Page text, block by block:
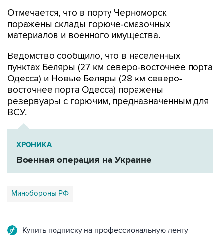
Отмечается, что в порту Черноморск
поражены склады горюче-смазочных
материалов и военного имущества.
Ведомство сообщило, что в населенных
пунктах Беляры (27 км северо-восточнее порта
Одесса) и Новые Беляры (28 км северо-
восточнее порта Одесса) поражены
резервуары с горючим, предназначенным для
ВСУ.
ХРОНИКА
Военная операция на Украине
Минобороны РФ
Купить подписку на профессиональную ленту